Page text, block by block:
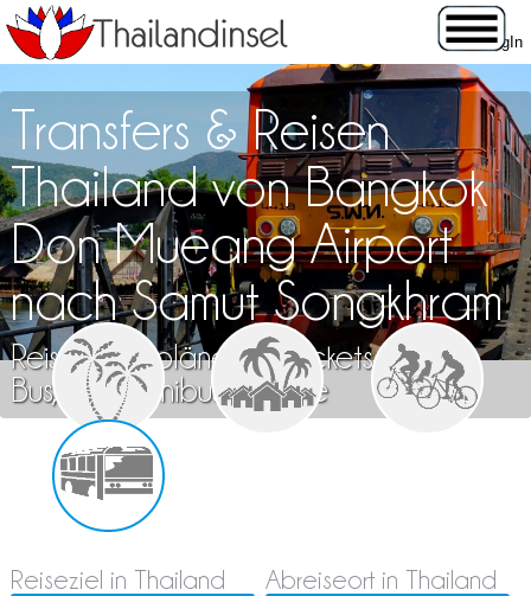
Transfers & Reisen
Thailand von Bangkok
Don Mueang Airport
nach Samut Songkhram
Reisen, Fahrpläne und Tickets für Zug,
Bus, Flug, Minibus & Fähre
Reiseziel in Thailand Abreiseort in Thailand